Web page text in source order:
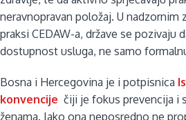
neravnopravan položaj. U nadzornim
praksi CEDAW-a, države se pozivaju
dostupnost usluga, ne samo
Bosna i Hercegovina je i potpisnica
konvencije čiji je fokus prevencija i
ženama. Iako ona neposredno ne